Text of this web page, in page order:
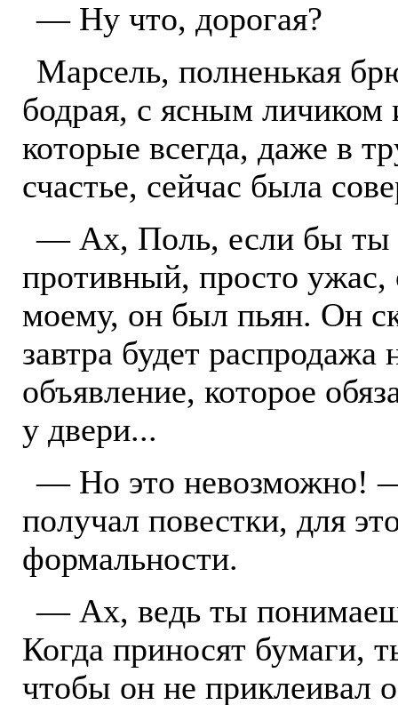
— Ну что, дорогая?
Марсель, полненькая
бодрая, с ясным
которые всегда, даже в
счастье, сейчас была
— Ах, Поль, если бы ты
противный, просто ужас,
моему, он был пьян. Он
завтра будет
объявление, которое
у двери...
— Но это невозможно!
получал повестки, для
формальности.
— Ах, ведь ты
Когда приносят бумаги,
чтобы он не приклеивал